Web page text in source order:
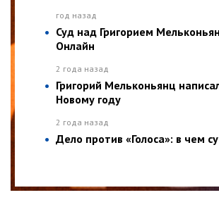
год назад
Суд над Григорием
Онлайн
2 года назад
Григорий Мельконьянц
Новому году
2 года назад
Дело против «Голоса»: в чем